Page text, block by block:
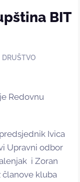
BIT
DRUŠTVO
Redovnu
Ivica
Upravni odbor
i Zoran
kluba